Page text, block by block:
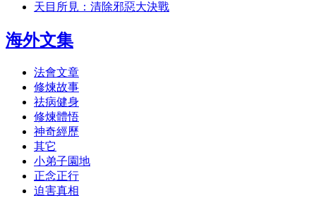
天目所見：清除邪惡大決戰
海外文集
法會文章
修煉故事
祛病健身
修煉體悟
神奇經歷
其它
小弟子園地
正念正行
迫害真相